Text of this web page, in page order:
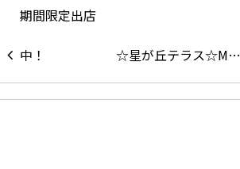
☆星が丘テラス☆M…